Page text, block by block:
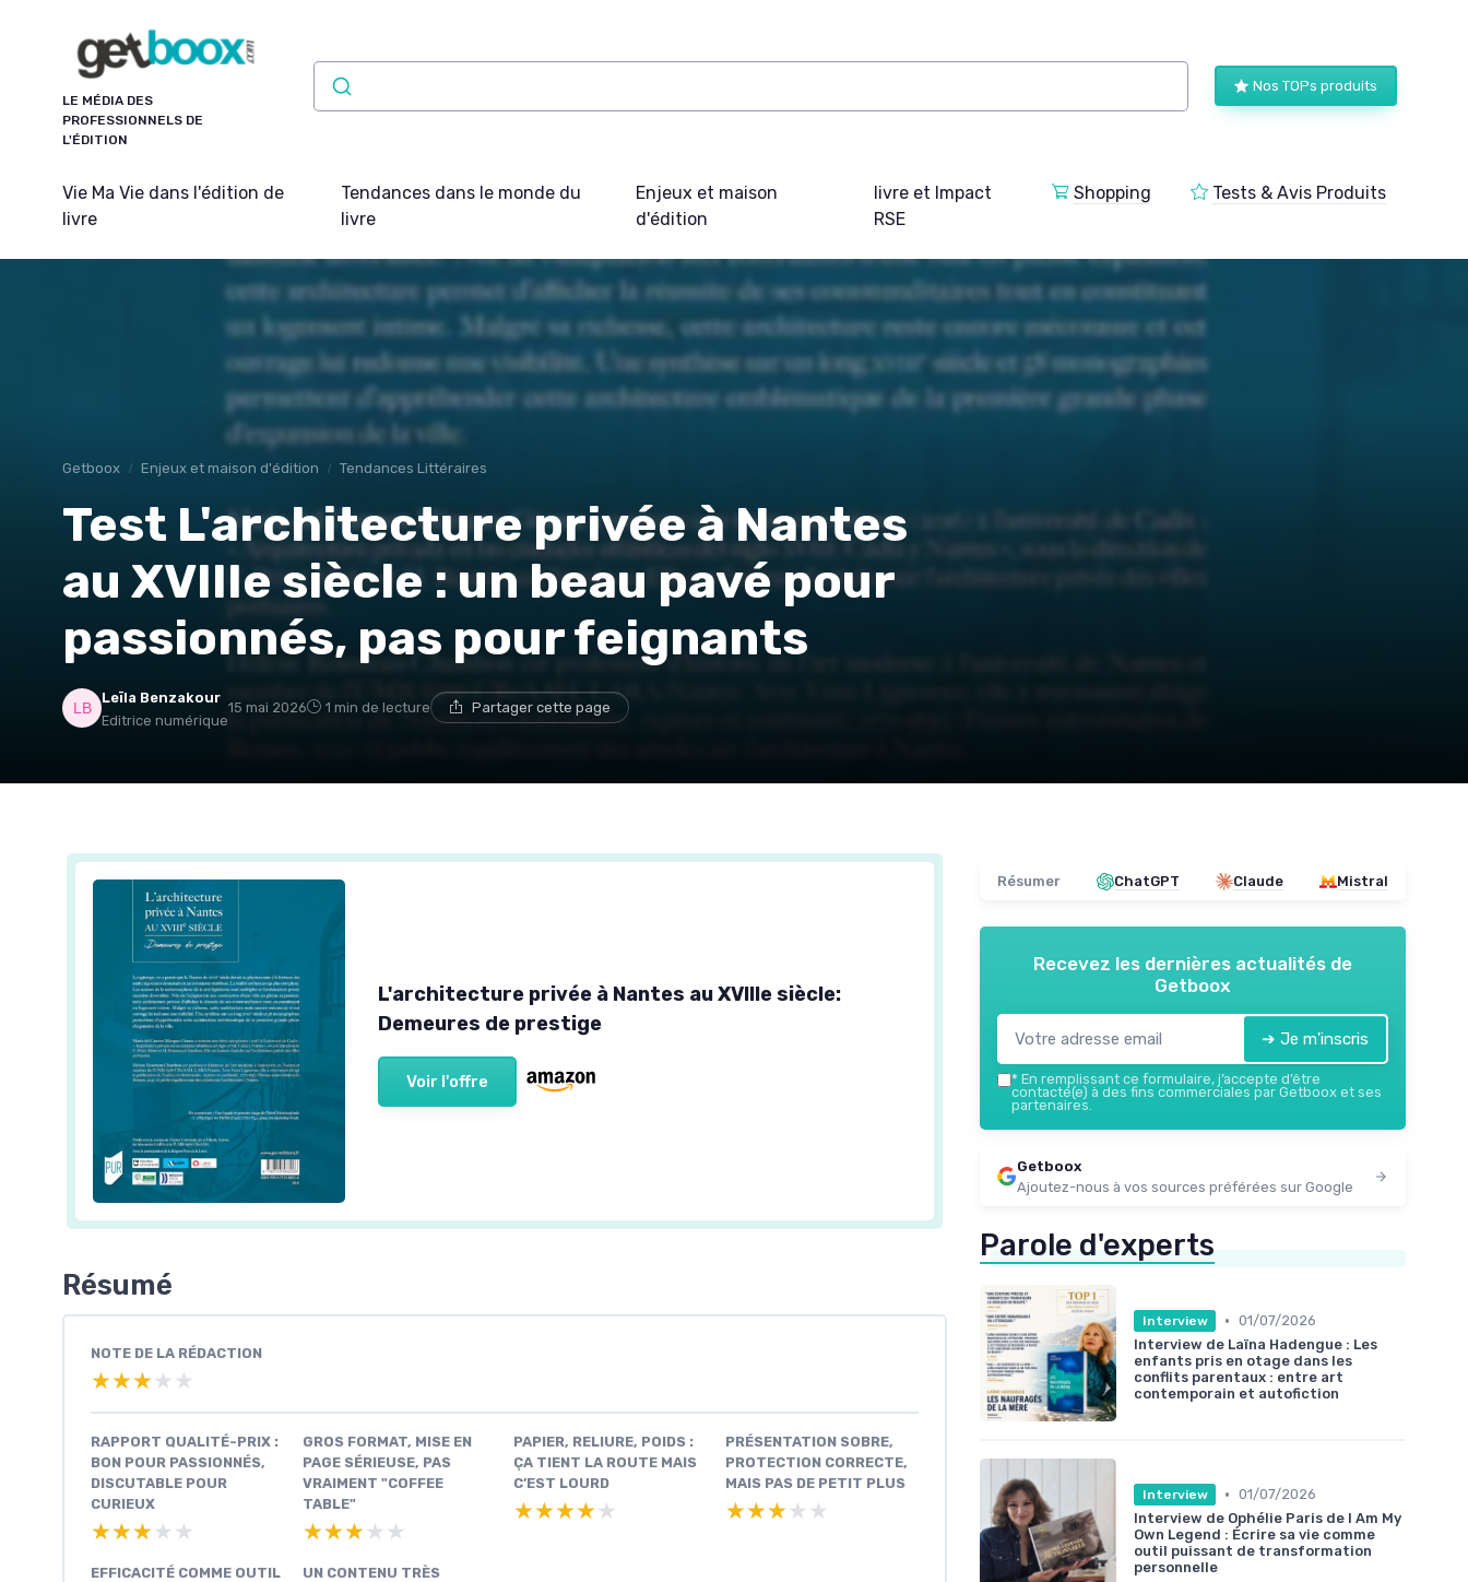
LE MÉDIA DES
PROFESSIONNELS DE
L'ÉDITION
Nos TOPs produits
Vie Ma Vie dans l'édition de
livre
Tendances dans le monde du
livre
Enjeux et maison
d'édition
livre et Impact
RSE
Shopping Tests & Avis Produits
Getboox Enjeux et maison d'édition Tendances Littéraires
Test L'architecture privée à Nantes
au XVIIIe siècle : un beau pavé pour
passionnés, pas pour feignants
Leïla Benzakour
Editrice numérique
15 mai 2026 1 min de lecture Partager cette page
L'architecture privée à Nantes au XVIIIe siècle:
Demeures de prestige
Voir l'offre
Résumé
NOTE DE LA RÉDACTION
★★★★★
★★★★★
RAPPORT QUALITÉ-PRIX :
BON POUR PASSIONNÉS,
DISCUTABLE POUR
CURIEUX
★★★★★
★★★★★
GROS FORMAT, MISE EN
PAGE SÉRIEUSE, PAS
VRAIMENT "COFFEE
TABLE"
★★★★★
★★★★★
PAPIER, RELIURE, POIDS :
ÇA TIENT LA ROUTE MAIS
C’EST LOURD
★★★★★
★★★★★
PRÉSENTATION SOBRE,
PROTECTION CORRECTE,
MAIS PAS DE PETIT PLUS
★★★★★
★★★★★
EFFICACITÉ COMME OUTIL
UN CONTENU TRÈS
Résumer ChatGPT Claude Mistral
Recevez les dernières actualités de
Getboox
➔ Je m'inscris
* En remplissant ce formulaire, j’accepte d’être
contacté(e) à des fins commerciales par Getboox et ses
partenaires.
Getboox
Ajoutez-nous à vos sources préférées sur Google
Parole d'experts
Interview • 01/07/2026
Interview de Laïna Hadengue : Les
enfants pris en otage dans les
conflits parentaux : entre art
contemporain et autofiction
Interview • 01/07/2026
Interview de Ophélie Paris de I Am My
Own Legend : Écrire sa vie comme
outil puissant de transformation
personnelle